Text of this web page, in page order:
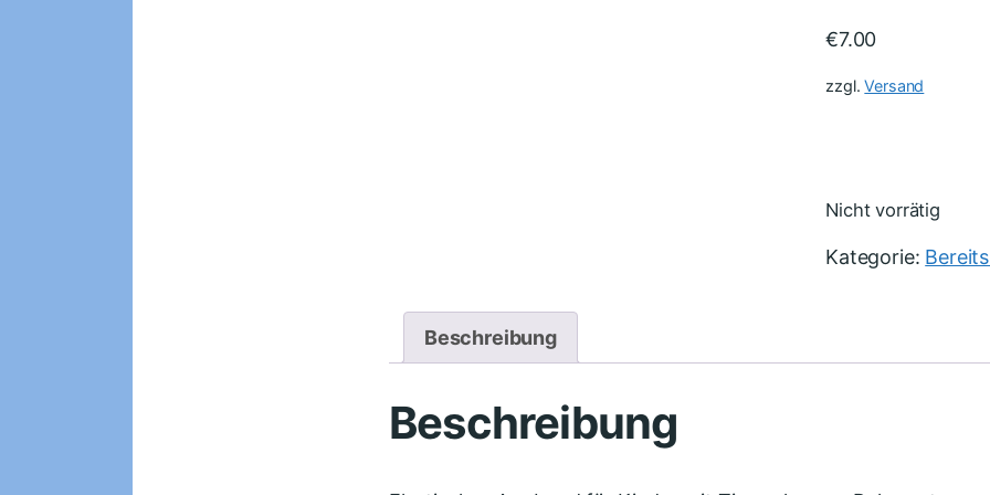
€7.00
zzgl.Versand
Nicht vorrätig
Kategorie:
Beschreibung
Beschreibung